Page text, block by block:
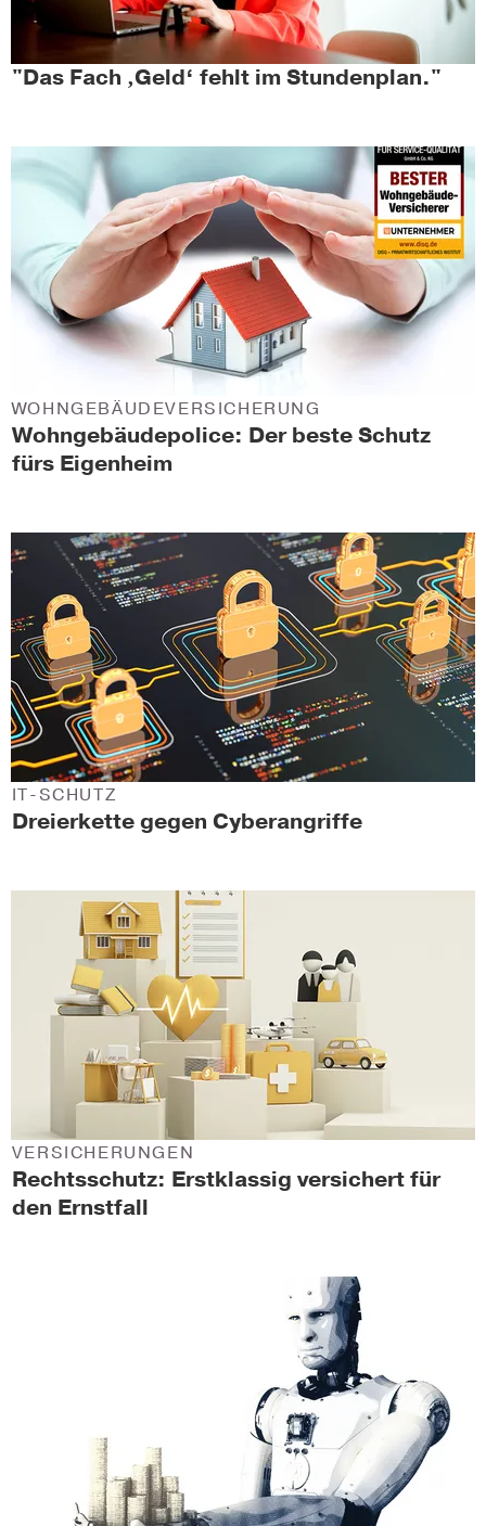
"Das Fach ‚Geld‘ fehlt im Stundenplan."
Wohngebäudepolice: Der beste Schutz
fürs Eigenheim
WOHNGEBÄUDEVERSICHERUNG
Dreierkette gegen Cyberangriffe
IT-SCHUTZ
Rechtsschutz: Erstklassig versichert für
den Ernstfall
VERSICHERUNGEN